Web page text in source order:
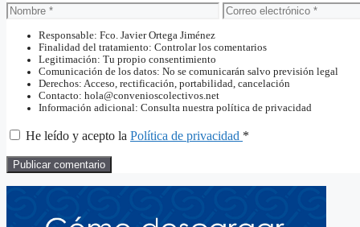
Nombre
Correo
electrónico
Responsable: Fco. Javier Ortega Jiménez
Finalidad del tratamiento: Controlar los comentarios
Legitimación: Tu propio consentimiento
Comunicación de los datos: No se comunicarán salvo previsión legal
Derechos: Acceso, rectificación, portabilidad, cancelación
Contacto: hola@convenioscolectivos.net
Información adicional: Consulta nuestra política de privacidad
He leído y acepto la Política de privacidad *